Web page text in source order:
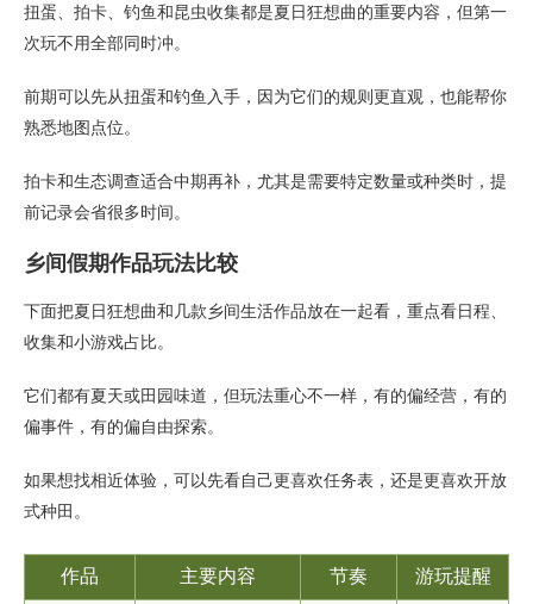
扭蛋、拍卡、钓鱼和昆虫收集都是夏日狂想曲的重要内容，但第一
次玩不用全部同时冲。
前期可以先从扭蛋和钓鱼入手，因为它们的规则更直观，也能帮你
熟悉地图点位。
拍卡和生态调查适合中期再补，尤其是需要特定数量或种类时，提
前记录会省很多时间。
乡间假期作品玩法比较
下面把夏日狂想曲和几款乡间生活作品放在一起看，重点看日程、
收集和小游戏占比。
它们都有夏天或田园味道，但玩法重心不一样，有的偏经营，有的
偏事件，有的偏自由探索。
如果想找相近体验，可以先看自己更喜欢任务表，还是更喜欢开放
式种田。
作品 主要内容 节奏 游玩提醒